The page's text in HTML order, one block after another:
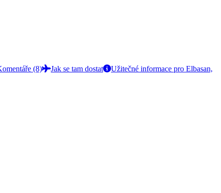
(8) Jak se tam dostat Užitečné informace pro Elbasan,